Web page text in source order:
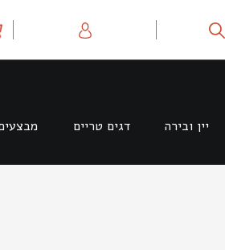
יין ובירה דגים טריים